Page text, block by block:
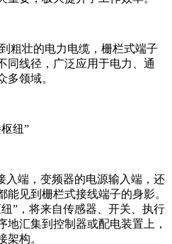
粗壮的电力电缆，栅栏式端子
同线径，广泛应用于电力、通
多领域。
纽”
入端，变频器的电源输入端，还
见到栅栏式接线端子的身影。
”，将来自传感器、开关、执行
地汇集到控制器或配电装置上，
架构。